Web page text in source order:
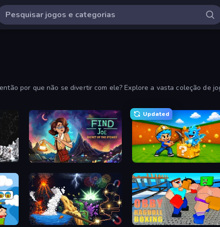
por que não se divertir com ele? Explore a vasta coleção de
Find Joe: Secret of The Stones
Updated
Escape Cave For Brainrot
Sandbox: Particle World Obby: Ragdoll Boxing